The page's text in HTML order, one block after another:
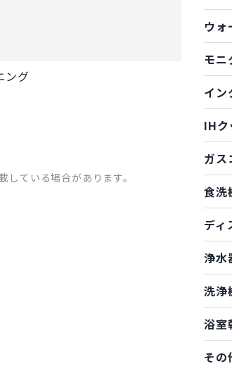
ング
ている場合があります。
ウォ
モニ
イン
IHク
ガス
食洗
ディ
浄水
洗浄
浴室
その